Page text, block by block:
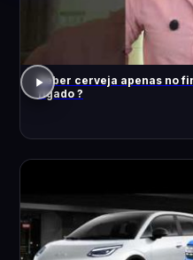
Beber cerveja apenas no
fígado ?